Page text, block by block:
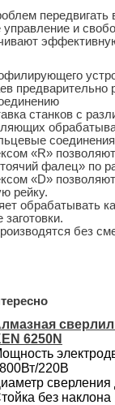
передвигать
и
предварительно
станков с
«R»
фалец» по
«D»
рейку.
обрабатывать
без
6250N
220В
без наклона